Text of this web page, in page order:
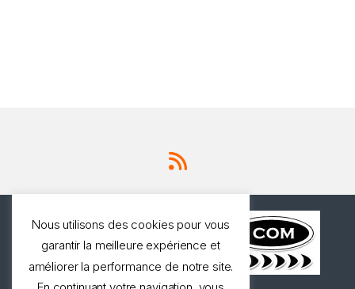
Nous utilisons des cookies pour vous
garantir la meilleure expérience et
améliorer la performance de notre site.